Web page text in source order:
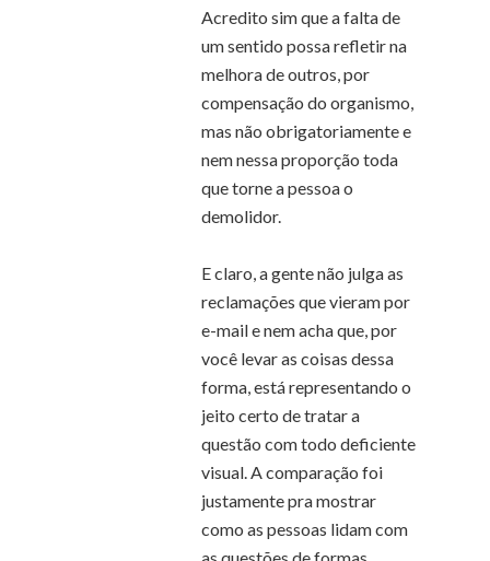
Acredito sim que a falta de
um sentido possa refletir na
melhora de outros, por
compensação do organismo,
mas não obrigatoriamente e
nem nessa proporção toda
que torne a pessoa o
demolidor.
E claro, a gente não julga as
reclamações que vieram por
e-mail e nem acha que, por
você levar as coisas dessa
forma, está representando o
jeito certo de tratar a
questão com todo deficiente
visual. A comparação foi
justamente pra mostrar
como as pessoas lidam com
as questões de formas